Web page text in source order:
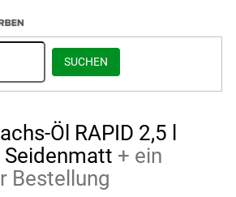
SUCHEN
Öl RAPID 2,5 l
+ ein
Bestellung